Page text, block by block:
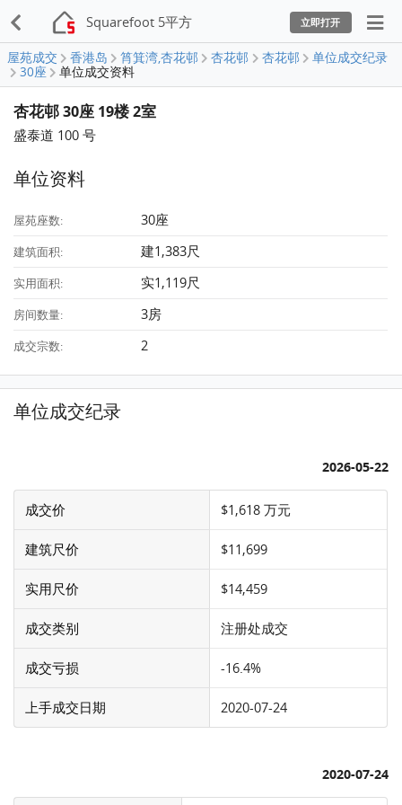
Squarefoot 5平方 立即打开
屋苑成交 香港岛 筲箕湾,杏花邨 杏花邨 杏花邨
单位成交纪录
30座
单位成交资料
杏花邨 30座 19楼 2室
盛泰道 100 号
单位资料
屋苑座数: 30座
建筑面积: 建1,383尺
实用面积: 实1,119尺
房间数量: 3房
成交宗数: 2
单位成交纪录
2026-05-22
成交价 $1,618 万元
建筑尺价 $11,699
实用尺价 $14,459
成交类别 注册处成交
成交亏损 -16.4%
上手成交日期 2020-07-24
2020-07-24